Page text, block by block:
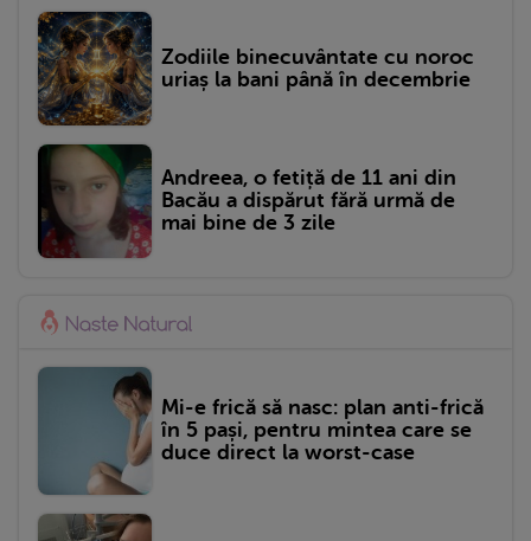
Zodiile binecuvântate cu noroc
uriaș la bani până în decembrie
Andreea, o fetiță de 11 ani din
Bacău a dispărut fără urmă de
mai bine de 3 zile
Mi-e frică să nasc: plan anti-frică
în 5 pași, pentru mintea care se
duce direct la worst-case